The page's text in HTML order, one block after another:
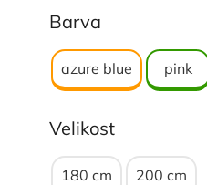
hvězdiček.
Délka švihu: 250 cm
Barva
azure blue pink
Velikost
180 cm 200 cm